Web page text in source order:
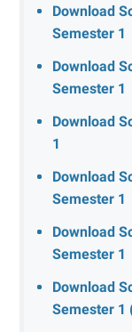
Download
Semester 1
Download
Semester 1
Download
1
Download
Semester 1
Download
Semester 1
Download
Semester 1